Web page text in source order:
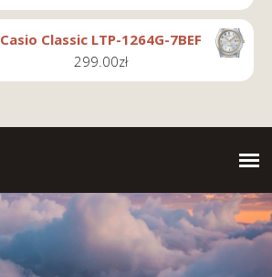
Casio Classic LTP-1264G-7BEF
299.00zł